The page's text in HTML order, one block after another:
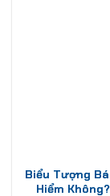
Biểu Tượng
Hiểm